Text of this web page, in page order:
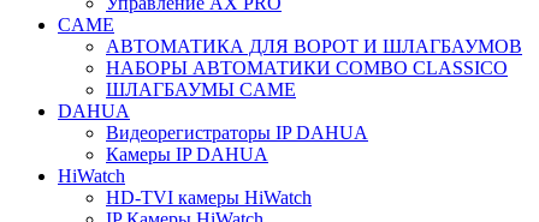
CAME
АВТОМАТИКА ДЛЯ ВОРОТ И ШЛАГБАУМОВ
НАБОРЫ АВТОМАТИКИ COMBO CLASSICO
ШЛАГБАУМЫ CAME
DAHUA
Видеорегистраторы IP DAHUA
Камеры IP DAHUA
HiWatch
HD-TVI камеры HiWatch